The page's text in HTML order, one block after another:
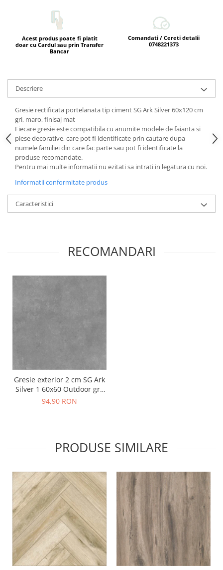
Acest produs poate fi platit
doar cu Cardul sau prin Transfer
Bancar
Comandati / Cereti detalii
0748221373
Descriere
Gresie rectificata portelanata tip ciment SG Ark Silver 60x120 cm
gri, maro, finisaj mat
Fiecare gresie este compatibila cu anumite modele de faianta si
piese decorative, care pot fi identificate prin cautare dupa
numele familiei din care fac parte sau pot fi identificate la
produse recomandate.
Pentru mai multe informatii nu ezitati sa intrati in legatura cu noi.
Informatii conformitate produs
Caracteristici
RECOMANDARI
Gresie exterior 2 cm SG Ark
Silver 1 60x60 Outdoor gri,
0.73mp/cut
94,90 RON
PRODUSE SIMILARE